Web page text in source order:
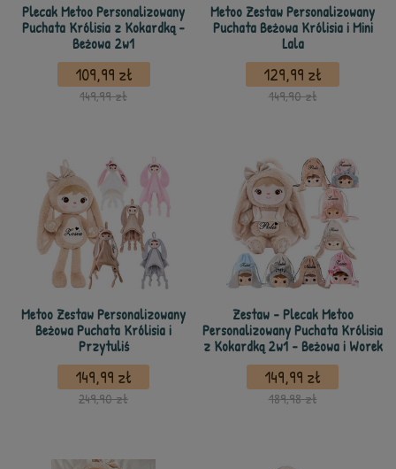
Plecak Metoo Personalizowany
Puchata Królisia z Kokardką -
Beżowa 2w1
109,99 zł
149,99 zł
Metoo Zestaw Personalizowany
Puchata Beżowa Królisia i Mini
Lala
129,99 zł
149,90 zł
Metoo Zestaw Personalizowany
Beżowa Puchata Królisia i
Przytuliś
149,99 zł
249,90 zł
Zestaw - Plecak Metoo
Personalizowany Puchata Królisia
z Kokardką 2w1 - Beżowa i Worek
149,99 zł
189,98 zł